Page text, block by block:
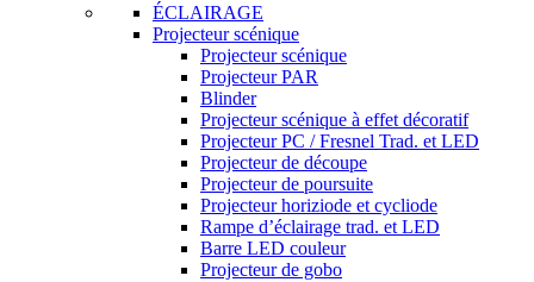
ÉCLAIRAGE
Projecteur scénique
Projecteur scénique
Projecteur PAR
Blinder
Projecteur scénique à effet décoratif
Projecteur PC / Fresnel Trad. et LED
Projecteur de découpe
Projecteur de poursuite
Projecteur horiziode et cycliode
Rampe d’éclairage trad. et LED
Barre LED couleur
Projecteur de gobo